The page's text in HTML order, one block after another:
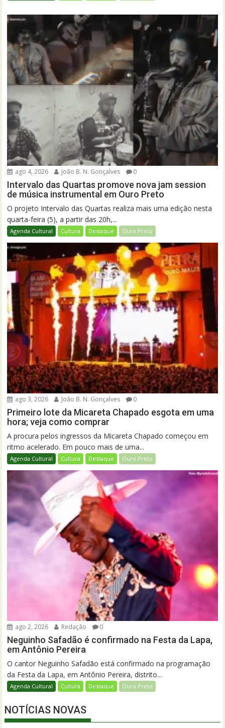
ago 4, 2026 João B. N. Gonçalves 0
Intervalo das Quartas promove nova jam session
de música instrumental em Ouro Preto
O projeto Intervalo das Quartas realiza mais uma edição nesta
quarta-feira (5), a partir das 20h,...
Agenda Cultural Cultura Destaque Ouro Preto
ago 3, 2026 João B. N. Gonçalves 0
Primeiro lote da Micareta Chapado esgota em uma
hora; veja como comprar
A procura pelos ingressos da Micareta Chapado começou em
ritmo acelerado. Em pouco mais de uma...
Agenda Cultural Cultura Destaque Ouro Preto
ago 2, 2026 Redação 0
Neguinho Safadão é confirmado na Festa da Lapa,
em Antônio Pereira
O cantor Neguinho Safadão está confirmado na programação
da Festa da Lapa, em Antônio Pereira, distrito...
Agenda Cultural Cultura Destaque Ouro Preto
NOTÍCIAS NOVAS